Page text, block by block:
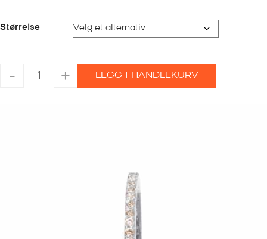
Størrelse
-
OLE
LYNGGAARD
+ LEGG I HANDLEKURV